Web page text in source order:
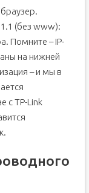
(без www):
Помните – IP-
на нижней
– и мы в
с TP-Link